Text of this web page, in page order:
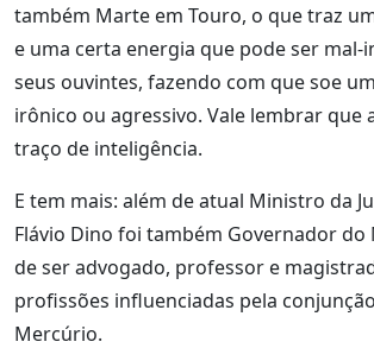
também Marte em Touro, o que traz
e uma certa energia que pode ser
seus ouvintes, fazendo com que soe
irônico ou agressivo. Vale lembrar que
traço de inteligência.
E tem mais: além de atual Ministro da
Flávio Dino foi também Governador do
de ser advogado, professor e
profissões influenciadas pela
Mercúrio.